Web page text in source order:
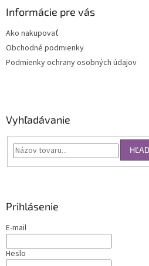
Informácie pre vás
Ako nakupovať
Obchodné podmienky
Podmienky ochrany osobných údajov
Vyhľadávanie
Prihlásenie
E-mail
Heslo